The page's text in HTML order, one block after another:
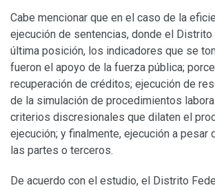
Cabe mencionar que en el caso de la
ejecución de sentencias, donde el Distrito
última posición, los indicadores que se
fueron el apoyo de la fuerza pública;
recuperación de créditos; ejecución de
de la simulación de procedimientos
criterios discresionales que dilaten el
ejecución; y finalmente, ejecución a pesar
las partes o terceros.
De acuerdo con el estudio, el Distrito